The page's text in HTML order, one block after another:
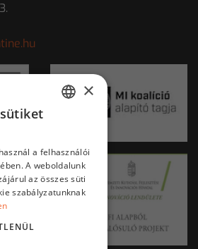
×
a felhasználói
A weboldalunk
az összes süti
szabályzatunknak